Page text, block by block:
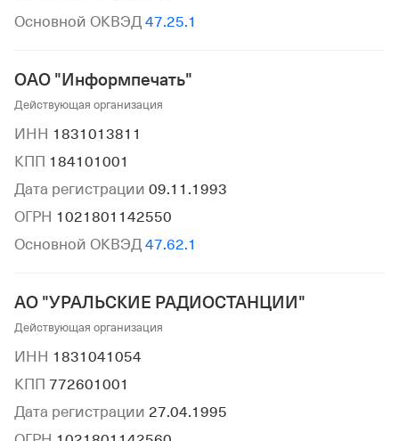
Основной ОКВЭД 47.25.1
ОАО "Информпечать"
Действующая организация
ИНН 1831013811
КПП 184101001
Дата регистрации 09.11.1993
ОГРН 1021801142550
Основной ОКВЭД 47.62.1
АО "УРАЛЬСКИЕ РАДИОСТАНЦИИ"
Действующая организация
ИНН 1831041054
КПП 772601001
Дата регистрации 27.04.1995